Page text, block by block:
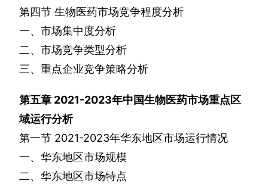
第四节 生物医药市场竞争程度分析
一、市场集中度分析
二、市场竞争类型分析
三、重点企业竞争策略分析
第五章 2021-2023年中国生物医药市场重点区
域运行分析
第一节 2021-2023年华东地区市场运行情况
一、华东地区市场规模
二、华东地区市场特点